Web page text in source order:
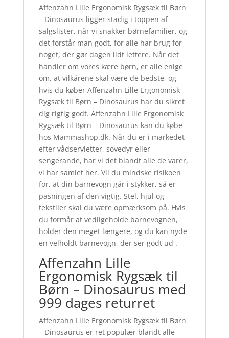
Affenzahn Lille Ergonomisk Rygsæk til Børn
– Dinosaurus ligger stadig i toppen af
salgslister, når vi snakker børnefamilier, og
det forstår man godt, for alle har brug for
noget, der gør dagen lidt lettere. Når det
handler om vores kære børn, er alle enige
om, at vilkårene skal være de bedste, og
hvis du køber Affenzahn Lille Ergonomisk
Rygsæk til Børn – Dinosaurus har du sikret
dig rigtig godt. Affenzahn Lille Ergonomisk
Rygsæk til Børn – Dinosaurus kan du købe
hos Mammashop.dk. Når du er i markedet
efter vådservietter, sovedyr eller
sengerande, har vi det blandt alle de varer,
vi har samlet her. Vil du mindske risikoen
for, at din barnevogn går i stykker, så er
pasningen af den vigtig. Stel, hjul og
tekstiler skal du være opmærksom på. Hvis
du formår at vedligeholde barnevognen,
holder den meget længere, og du kan nyde
en velholdt barnevogn, der ser godt ud .
Affenzahn Lille
Ergonomisk Rygsæk til
Børn – Dinosaurus med
999 dages returret
Affenzahn Lille Ergonomisk Rygsæk til Børn
– Dinosaurus er ret populær blandt alle